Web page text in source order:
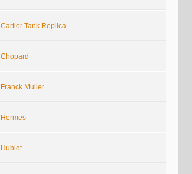
Cartier Tank Replica
Chopard
Franck Muller
Hermes
Hublot